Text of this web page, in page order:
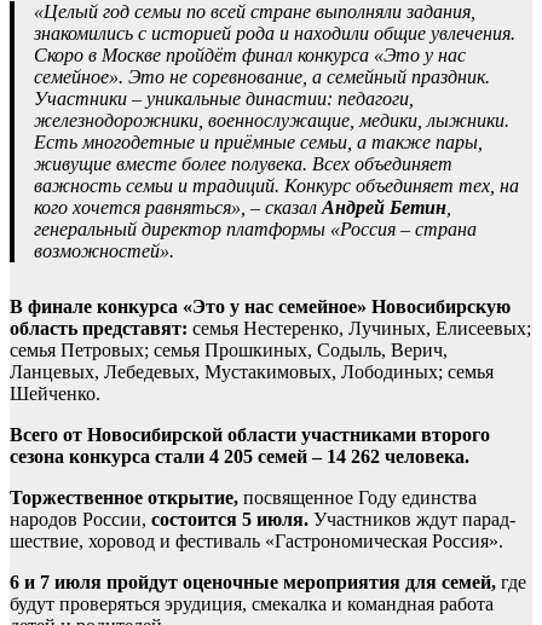
«Целый год семьи по всей стране выполняли задания,
знакомились с историей рода и находили общие увлечения.
Скоро в Москве пройдёт финал конкурса «Это у нас
семейное». Это не соревнование, а семейный праздник.
Участники – уникальные династии: педагоги,
железнодорожники, военнослужащие, медики, лыжники.
Есть многодетные и приёмные семьи, а также пары,
живущие вместе более полувека. Всех объединяет
важность семьи и традиций. Конкурс объединяет тех, на
кого хочется равняться», – сказал Андрей Бетин
генеральный директор платформы «Россия – страна
возможностей».
В финале конкурса «Это у нас семейное» Новосибирскую
область представят: семья Нестеренко, Лучиных, Елисеевых;
семья Петровых; семья Прошкиных, Содыль, Верич,
Ланцевых, Лебедевых, Мустакимовых, Лободиных; семья
Шейченко.
Всего от Новосибирской области участниками второго
сезона конкурса стали 4 205 семей – 14 262 человека.
Торжественное открытие, посвященное Году единства
народов России, состоится 5 июля. Участников ждут парад-
шествие, хоровод и фестиваль «Гастрономическая Россия».
6 и 7 июля пройдут оценочные мероприятия для семей, где
будут проверяться эрудиция, смекалка и командная работа